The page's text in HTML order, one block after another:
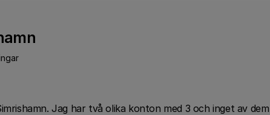
Jag har två olika konton med 3 och inget av dem